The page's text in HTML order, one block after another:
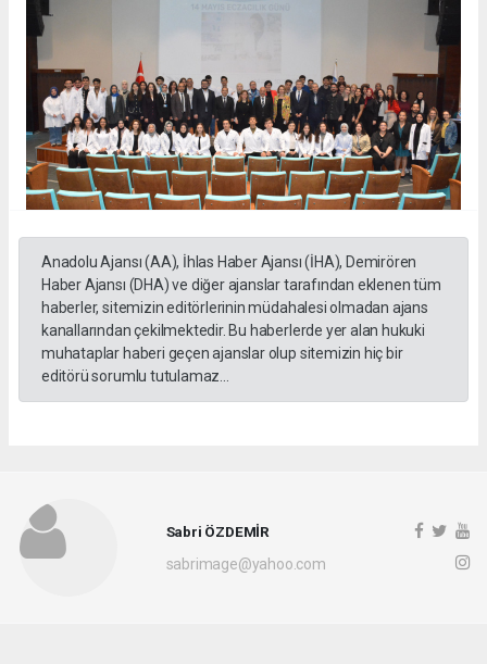
Anadolu Ajansı (AA), İhlas Haber Ajansı (İHA), Demirören
Haber Ajansı (DHA) ve diğer ajanslar tarafından eklenen tüm
haberler, sitemizin editörlerinin müdahalesi olmadan ajans
kanallarından çekilmektedir. Bu haberlerde yer alan hukuki
muhataplar haberi geçen ajanslar olup sitemizin hiç bir
editörü sorumlu tutulamaz...
Sabri ÖZDEMİR
sabrimage@yahoo.com